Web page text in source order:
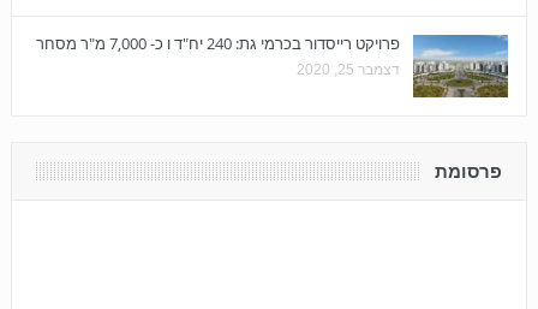
פרויקט רייסדור בכרמי גת: 240 יח"ד ו כ- 7,000 מ"ר מסחר
דצמבר 25, 2020
פרסומת